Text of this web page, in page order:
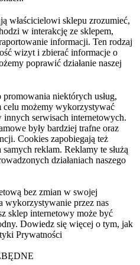
właścicielowi sklepu zrozumieć,
w interakcję ze sklepem,
informacji. Ten rodzaj
wizyt i zbierać informacje o
poprawić działanie naszej
niektórych usług,
możemy wykorzystywać
serwisach internetowych.
były bardziej trafne oraz
Cookies zapobiegają też
reklam. Reklamy te służą
działaniach naszego
bez zmian w swojej
wykorzystywanie przez nas
sklep internetowy może być
Dowiedz się więcej o tym, jak
Prywatności